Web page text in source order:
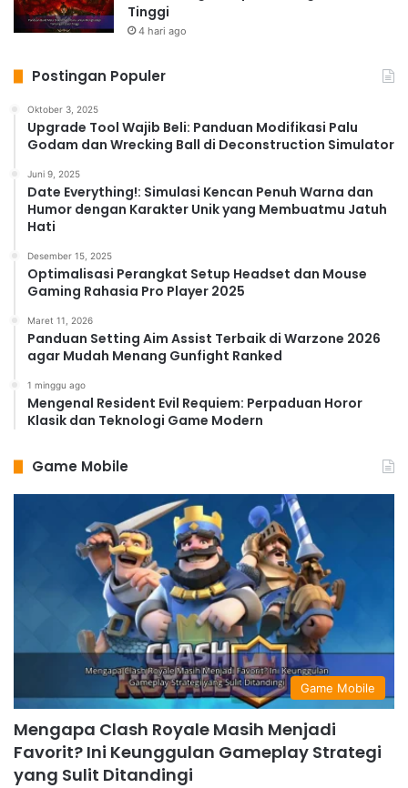
Tinggi
4 hari ago
Postingan Populer
Oktober 3, 2025
Upgrade Tool Wajib Beli: Panduan Modifikasi Palu
Godam dan Wrecking Ball di Deconstruction Simulator
Juni 9, 2025
Date Everything!: Simulasi Kencan Penuh Warna dan
Humor dengan Karakter Unik yang Membuatmu Jatuh
Hati
Desember 15, 2025
Optimalisasi Perangkat Setup Headset dan Mouse
Gaming Rahasia Pro Player 2025
Maret 11, 2026
Panduan Setting Aim Assist Terbaik di Warzone 2026
agar Mudah Menang Gunfight Ranked
1 minggu ago
Mengenal Resident Evil Requiem: Perpaduan Horor
Klasik dan Teknologi Game Modern
Game Mobile
Game Mobile
Mengapa Clash Royale Masih Menjadi
Favorit? Ini Keunggulan Gameplay Strategi
yang Sulit Ditandingi